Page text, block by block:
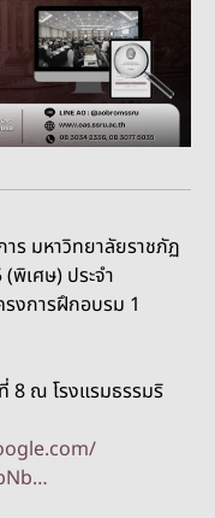
ร มหาวิทยาลัยราชภัฏ
พิเศษ) ประจำ
งการฝึกอบรม 1
8 ณ โรงแรมธรรมริ